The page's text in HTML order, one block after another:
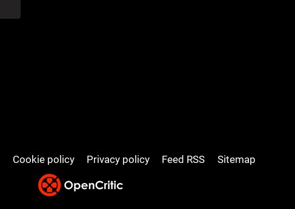
Cookie policy Privacy policy Feed RSS Sitemap